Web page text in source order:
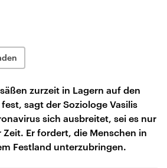
zurzeit in Lagern auf den
sagt der Soziologe Vasilis
sich ausbreitet, sei es nur
Zeit. Er fordert, die Menschen in
Festland unterzubringen.